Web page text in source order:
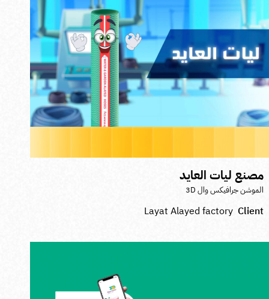
مصنع ليات العايد
الموشن جرافيكس وال 3D
Client
Layat Alayed factory